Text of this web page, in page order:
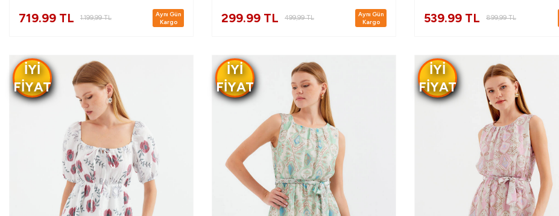
719.99 TL 1.199,99TL
Aynı Gün
Kargo
299.99 TL 499,99TL
Aynı Gün
Kargo
539.99 TL 899,99TL
IYI
FIYAT
IYI
FIYAT
IYI
FIYAT